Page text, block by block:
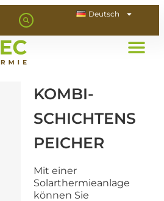
Deutsch
KOMBI-
SCHICHTENS
PEICHER
Mit einer
Solarthermieanlage
können Sie